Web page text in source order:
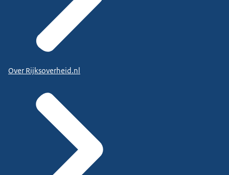
Over Rijksoverheid.nl